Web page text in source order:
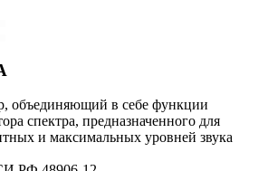
объединяющий в себе функции
спектра, предназначенного для
и максимальных уровней звука